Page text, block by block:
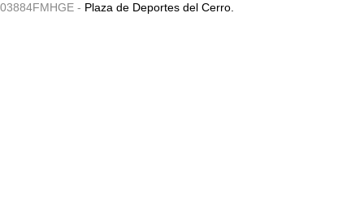
03884FMHGE - Plaza de Deportes del Cerro.